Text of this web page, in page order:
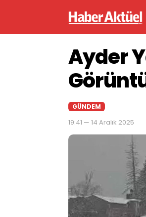
Ayder
GÜNDEM
19:41 — 14 Aralık 2025